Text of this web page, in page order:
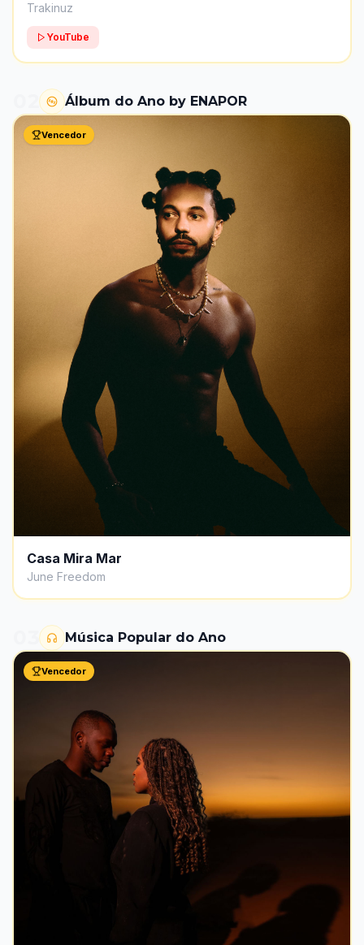
Trakinuz
YouTube
02 Álbum do Ano by ENAPOR
Vencedor
Casa Mira Mar
June Freedom
03 Música Popular do Ano
Vencedor